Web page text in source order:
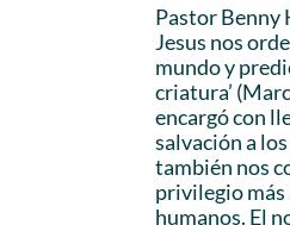
Pastor Benny
Jesus nos
mundo y
criatura’
encargó con
salvación a
también nos
privilegio más
humanos. El